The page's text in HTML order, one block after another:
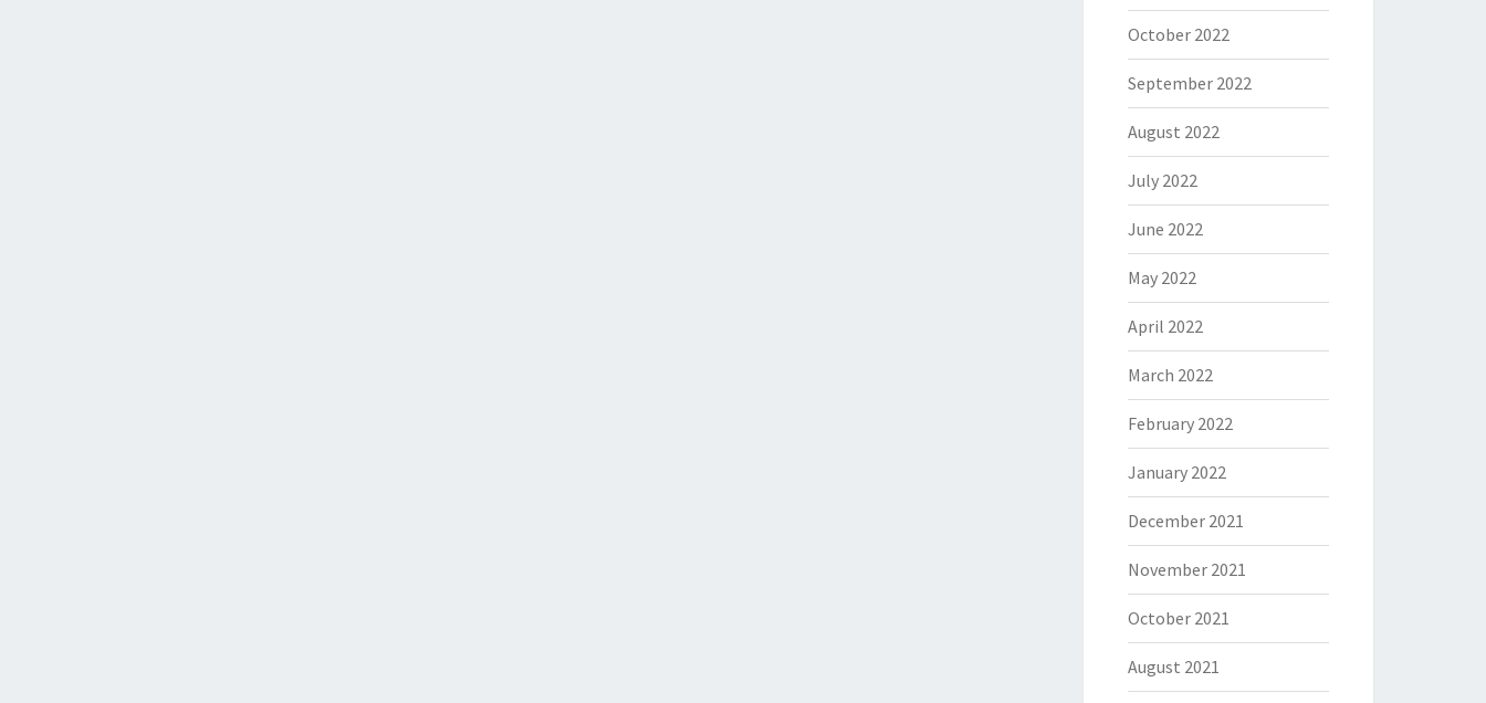
October 2022
September 2022
August 2022
July 2022
June 2022
May 2022
April 2022
March 2022
February 2022
January 2022
December 2021
November 2021
October 2021
August 2021